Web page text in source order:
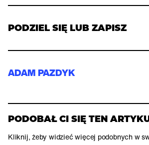
PODZIEL SIĘ LUB ZAPISZ
ADAM PAZDYK
PODOBAŁ CI SIĘ TEN
Kliknij, żeby widzieć więcej podobnych w